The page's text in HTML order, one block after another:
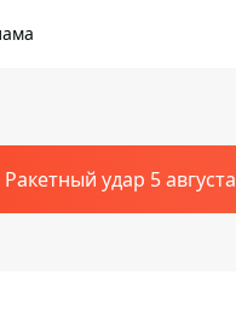
Ракетный удар 5 августа